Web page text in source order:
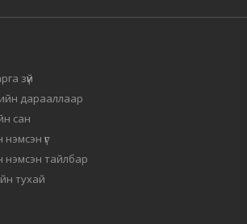
зүй
дарааллаар
сан
үг
нэмсэн тайлбар
тухай